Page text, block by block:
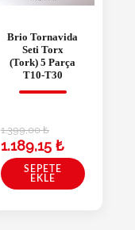
Brio Tornavida
Seti Torx
(Tork) 5 Parça
T10-T30
1.399,00₺
1.189,15 ₺
SEPETE
EKLE